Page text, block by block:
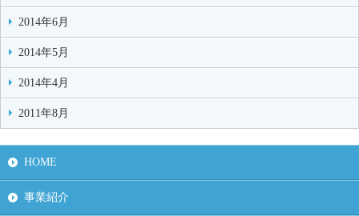
2014年6月
2014年5月
2014年4月
2011年8月
HOME
事業紹介